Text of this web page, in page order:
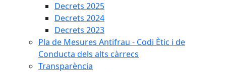
Decrets 2025
Decrets 2024
Decrets 2023
Pla de Mesures Antifrau - Codi Ètic i de
Conducta dels alts càrrecs
Transparència